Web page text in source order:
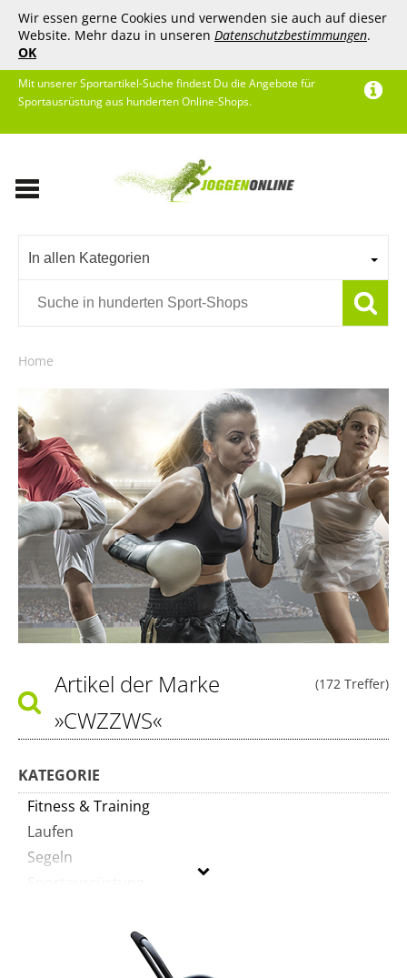
Wir essen gerne Cookies und verwenden sie auch auf dieser
Website. Mehr dazu in unseren Datenschutzbestimmungen.
OK
Mit unserer Sportartikel-Suche findest Du die Angebote für
Sportausrüstung aus hunderten Online-Shops.
In allen Kategorien
Home
(172 Treffer)
Artikel der Marke
»CWZZWS«
KATEGORIE
Fitness & Training
Laufen
Segeln